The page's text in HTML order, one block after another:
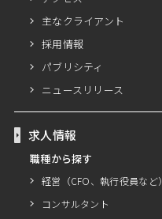
主なクライアント
採用情報
パブリシティ
ニュースリリース
求人情報
職種から探す
経営（CFO、執行役員など）
コンサルタント